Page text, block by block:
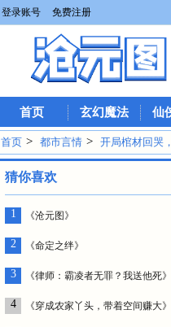
登录账号 免费注册
首页 玄幻魔法 仙
首页 > 都市言情 > 开局棺材回哭
猜你喜欢
1 《沧元图》
2 《命定之绊》
3 《律师：霸凌者无罪？我送他死》
4 《穿成农家丫头，带着空间赚大》